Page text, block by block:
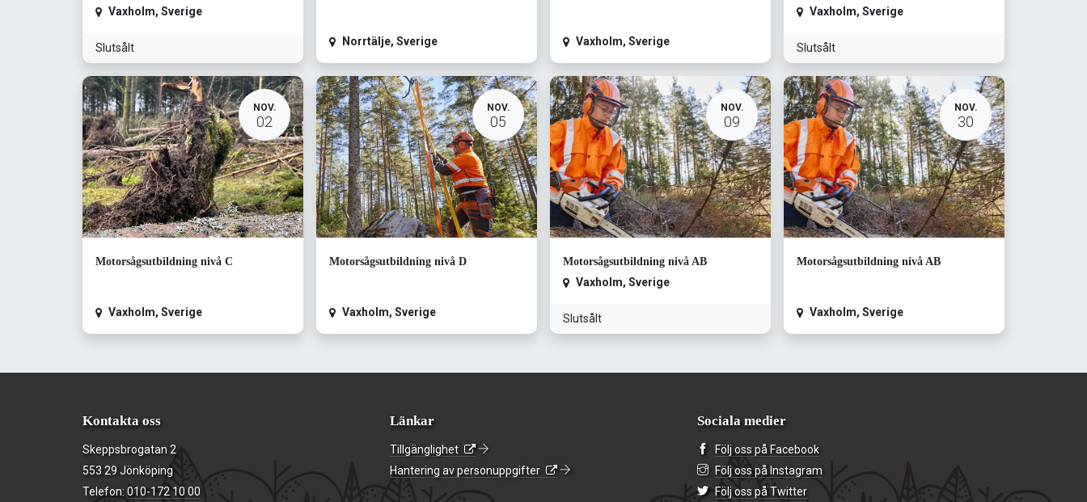
Vaxholm, Sverige
Slutsålt Norrtälje, Sverige Vaxholm, Sverige
Vaxholm, Sverige
Slutsålt
NOV.
02
Motorsågsutbildning nivå C
Vaxholm, Sverige
NOV.
05
Motorsågsutbildning nivå D
Vaxholm, Sverige
NOV.
09
Motorsågsutbildning nivå AB
Vaxholm, Sverige
Slutsålt
NOV.
30
Motorsågsutbildning nivå AB
Vaxholm, Sverige
Kontakta oss
Skeppsbrogatan 2
553 29 Jönköping
Telefon: 010-172 10 00
Länkar
Tillgänglighet
Hantering av personuppgifter
Sociala medier
Följ oss på Facebook
Följ oss på Instagram
Följ oss på Twitter